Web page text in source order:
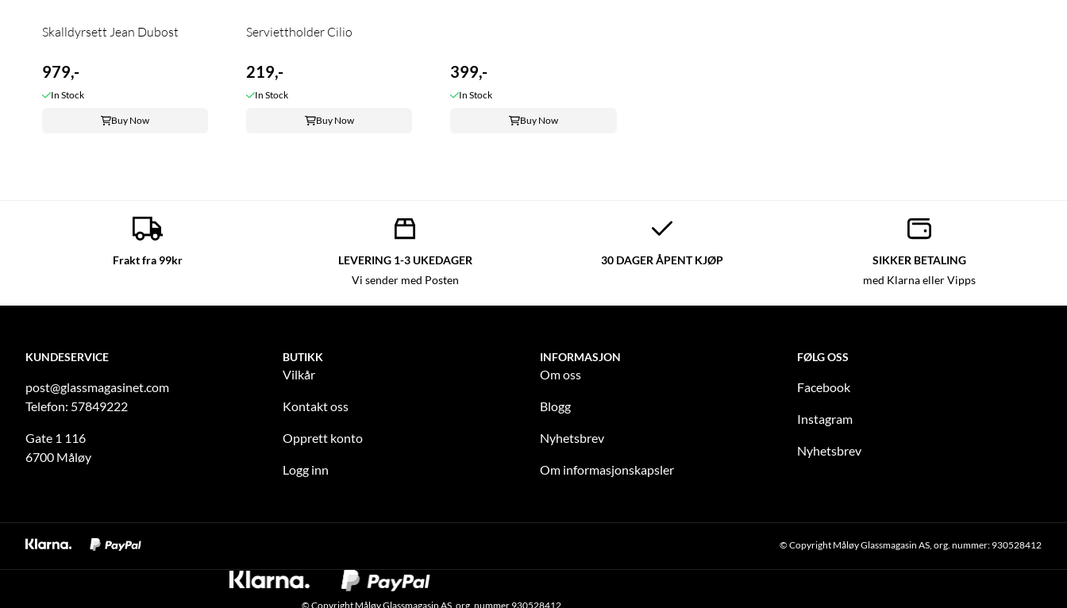
Skalldyrsett Jean Dubost
979,-
In Stock
Buy Now
Serviettholder Cilio
219,-
In Stock
Buy Now
399,-
In Stock
Buy Now
Frakt fra 99kr LEVERING 1-3 UKEDAGER
Vi sender med Posten
30 DAGER ÅPENT KJØP SIKKER BETALING
med Klarna eller Vipps
KUNDESERVICE
post@glassmagasinet.com
Telefon: 57849222
Gate 1 116
6700 Måløy
BUTIKK
Vilkår
Kontakt oss
Opprett konto
Logg inn
INFORMASJON
Om oss
Blogg
Nyhetsbrev
Om informasjonskapsler
FØLG OSS
Facebook
Instagram
Nyhetsbrev
© Copyright Måløy Glassmagasin AS, org. nummer: 930528412
© Copyright Måløy Glassmagasin AS, org. nummer 930528412